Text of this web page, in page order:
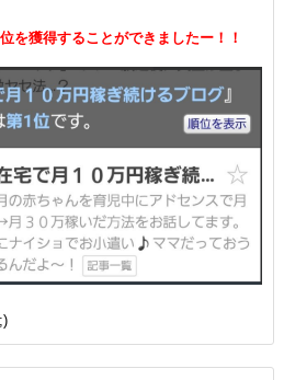
を獲得することができましたー！！